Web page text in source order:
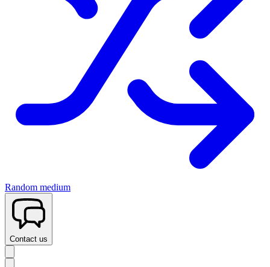
Random medium
Contact us